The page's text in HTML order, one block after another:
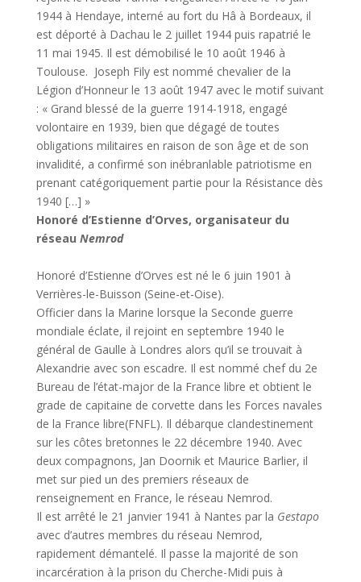
1944 à Hendaye, interné au fort du Hâ à Bordeaux, il
est déporté à Dachau le 2 juillet 1944 puis rapatrié le
11 mai 1945. Il est démobilisé le 10 août 1946 à
Toulouse. Joseph Fily est nommé chevalier de la
Légion d’Honneur le 13 août 1947 avec le motif suivant
: « Grand blessé de la guerre 1914-1918, engagé
volontaire en 1939, bien que dégagé de toutes
obligations militaires en raison de son âge et de son
invalidité, a confirmé son inébranlable patriotisme en
prenant catégoriquement partie pour la Résistance dès
1940 […] »
Honoré d’Estienne d’Orves, organisateur du
réseau Nemrod
Honoré d’Estienne d’Orves est né le 6 juin 1901 à
Verrières-le-Buisson (Seine-et-Oise).
Officier dans la Marine lorsque la Seconde guerre
mondiale éclate, il rejoint en septembre 1940 le
général de Gaulle à Londres alors qu’il se trouvait à
Alexandrie avec son escadre. Il est nommé chef du 2e
Bureau de l’état-major de la France libre et obtient le
grade de capitaine de corvette dans les Forces navales
de la France libre(FNFL). Il débarque clandestinement
sur les côtes bretonnes le 22 décembre 1940. Avec
deux compagnons, Jan Doornik et Maurice Barlier, il
met sur pied un des premiers réseaux de
renseignement en France, le réseau Nemrod.
Il est arrêté le 21 janvier 1941 à Nantes par la Gestapo
avec d’autres membres du réseau Nemrod,
rapidement démantelé. Il passe la majorité de son
incarcération à la prison du Cherche-Midi puis à